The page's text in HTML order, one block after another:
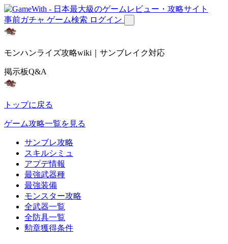
事前ガチャ ゲーム検索 ログイン
モンハンライズ攻略wiki｜サンブレイク対応
掲示板Q&A
トップに戻る
ゲーム攻略一覧を見る
サンブレ攻略
スキルシミュ
アプデ情報
最強武器種
最強装備
モンスター攻略
全武器一覧
全防具一覧
勲章獲得条件